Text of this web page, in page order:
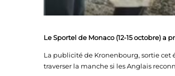
Le Sportel de Monaco (12-15 octobre)
La publicité de Kronenbourg, sortie cet
traverser la manche si les Anglais